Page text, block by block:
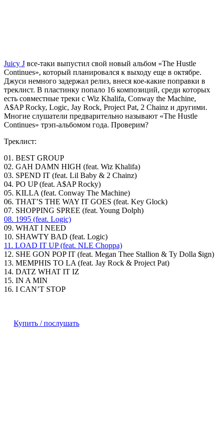
Juicy J все-таки выпустил свой новый альбом «The Hustle
Continues», который планировался к выходу еще в октябре.
Джуси немного задержал релиз, внеся кое-какие поправки в
треклист. В пластинку попало 16 композиций, среди которых
есть совместные треки с Wiz Khalifa, Conway the Machine,
A$AP Rocky, Logic, Jay Rock, Project Pat, 2 Chainz и другими.
Многие слушатели предварительно называют «The Hustle
Continues» трэп-альбомом года. Проверим?
Треклист:
01. BEST GROUP
02. GAH DAMN HIGH (feat. Wiz Khalifa)
03. SPEND IT (feat. Lil Baby & 2 Chainz)
04. PO UP (feat. A$AP Rocky)
05. KILLA (feat. Conway The Machine)
06. THAT’S THE WAY IT GOES (feat. Key Glock)
07. SHOPPING SPREE (feat. Young Dolph)
08. 1995 (feat. Logic)
09. WHAT I NEED
10. SHAWTY BAD (feat. Logic)
11. LOAD IT UP (feat. NLE Choppa)
12. SHE GON POP IT (feat. Megan Thee Stallion & Ty Dolla $ign)
13. MEMPHIS TO LA (feat. Jay Rock & Project Pat)
14. DATZ WHAT IT IZ
15. IN A MIN
16. I CAN’T STOP
Купить / послушать